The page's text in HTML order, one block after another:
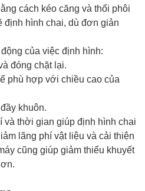
cách kéo căng và thổi phôi
định hình chai, dù đơn giản
của việc định hình:
đóng chặt lại.
phù hợp với chiều cao của
khuôn.
và thời gian giúp định hình chai
lãng phí vật liệu và cải thiện
cũng giúp giảm thiểu khuyết